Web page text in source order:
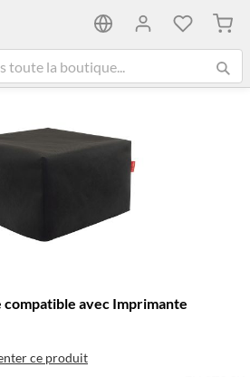
Mon
avec Imprimante
ce produit